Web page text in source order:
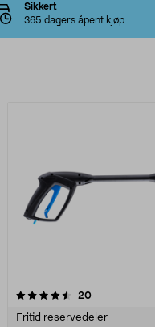
Sikkert
365 dagers åpent kjøp
20anmeldelser
Fritid reservedeler
4.5av 5 stjerner